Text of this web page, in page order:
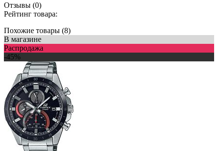
Отзывы (0)
Рейтинг товара:
Похожие товары (8)
В магазине
Распродажа
-45%